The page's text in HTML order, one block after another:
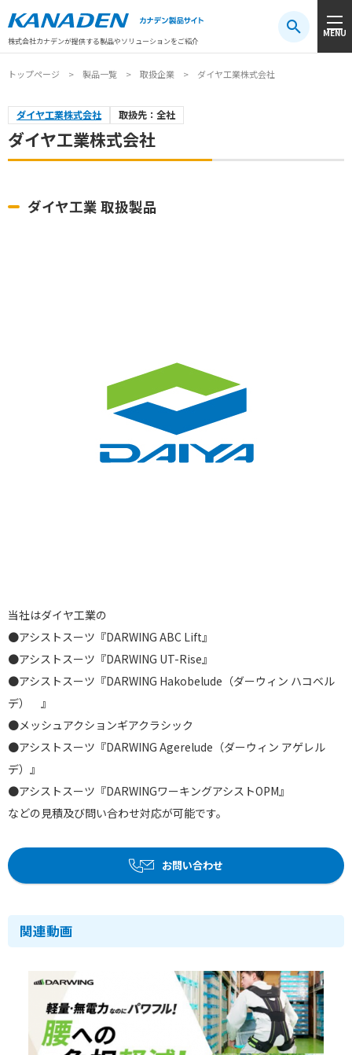
株式会社カナデンが提供する製品やソリューションをご紹介
MENU
注目キーワード#振動センサ#AGV #防爆#アシストスーツ
トップページ 製品一覧 取扱企業 ダイヤ工業株式会社
ダイヤ工業株式会社 取扱先：全社
ダイヤ工業株式会社
ダイヤ工業 取扱製品
当社はダイヤ工業の
●アシストスーツ『DARWING ABC Lift』
●アシストスーツ『DARWING UT-Rise』
●アシストスーツ『DARWING Hakobelude（ダーウィン ハコベル
デ） 』
●メッシュアクションギアクラシック
●アシストスーツ『DARWING Agerelude（ダーウィン アゲレル
デ）』
●アシストスーツ『DARWINGワーキングアシストOPM』
などの見積及び問い合わせ対応が可能です。
お問い合わせ
関連動画